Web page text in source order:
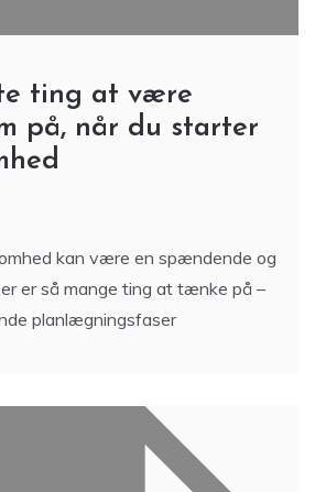
ting at være
på, når du starter
kan være en spændende og
er så mange ting at tænke på –
planlægningsfaser